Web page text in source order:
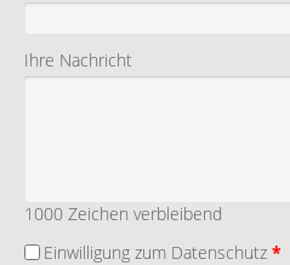
Ihre Nachricht
1000 Zeichen verbleibend
Einwilligung zum Datenschutz *